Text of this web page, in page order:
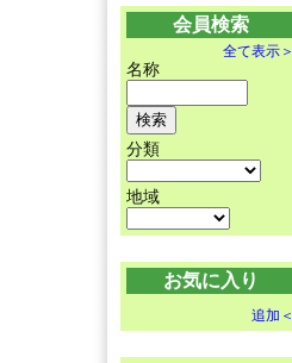
会員検索
全て表示＞
名称
分類
地域
お気に入り
追加＜